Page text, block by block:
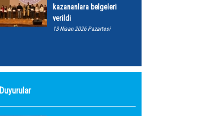
kazananlara belgeleri
verildi
13 Nisan 2026 Pazartesi
Duyurular